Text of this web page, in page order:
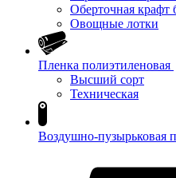
Оберточная крафт
Овощные лотки
Пленка полиэтиленовая
Высший сорт
Техническая
Воздушно-пузырьковая